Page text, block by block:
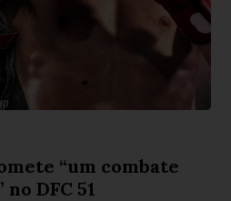
“um combate
DFC 51